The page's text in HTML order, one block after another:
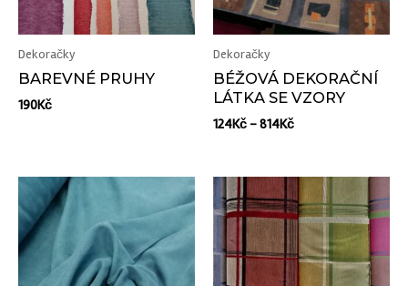
Dekoračky
BAREVNÉ PRUHY
190Kč
Dekoračky
BÉŽOVÁ DEKORAČNÍ
LÁTKA SE VZORY
124Kč –814Kč